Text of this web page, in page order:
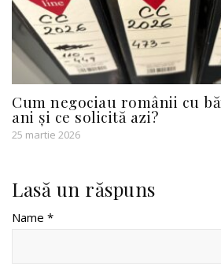
Cum negociau românii cu
ani și ce solicită azi?
25 martie 2026
Lasă un răspuns
Name *